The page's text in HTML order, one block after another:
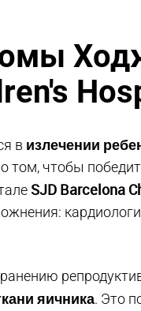
в излечении
том, чтобы
SJD Barcelona
яичника. Это